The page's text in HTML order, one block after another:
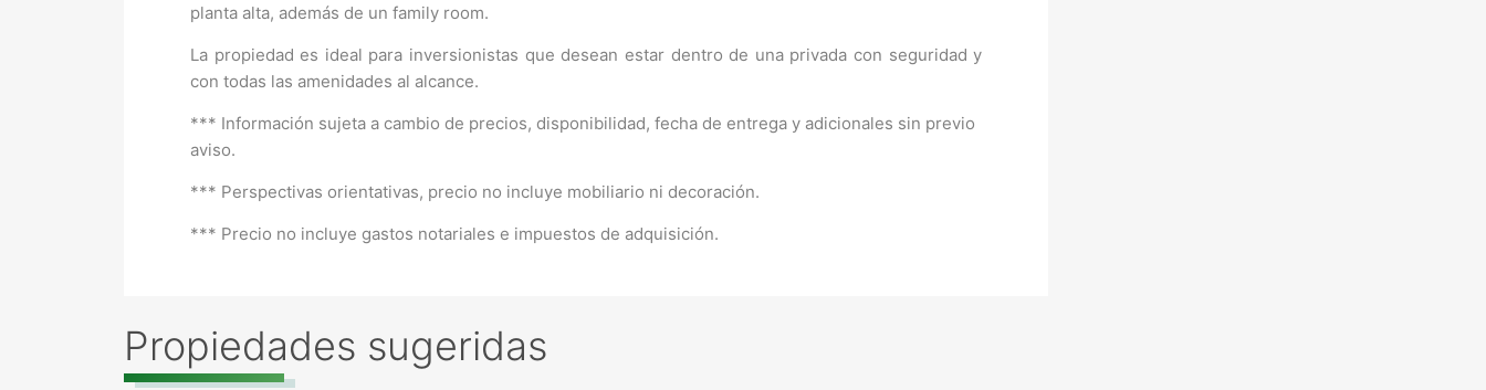
planta alta, además de un family room.
La propiedad es ideal para inversionistas que desean estar dentro de una privada con seguridad y
con todas las amenidades al alcance.
*** Información sujeta a cambio de precios, disponibilidad, fecha de entrega y adicionales sin previo
aviso.
*** Perspectivas orientativas, precio no incluye mobiliario ni decoración.
*** Precio no incluye gastos notariales e impuestos de adquisición.
Propiedades sugeridas